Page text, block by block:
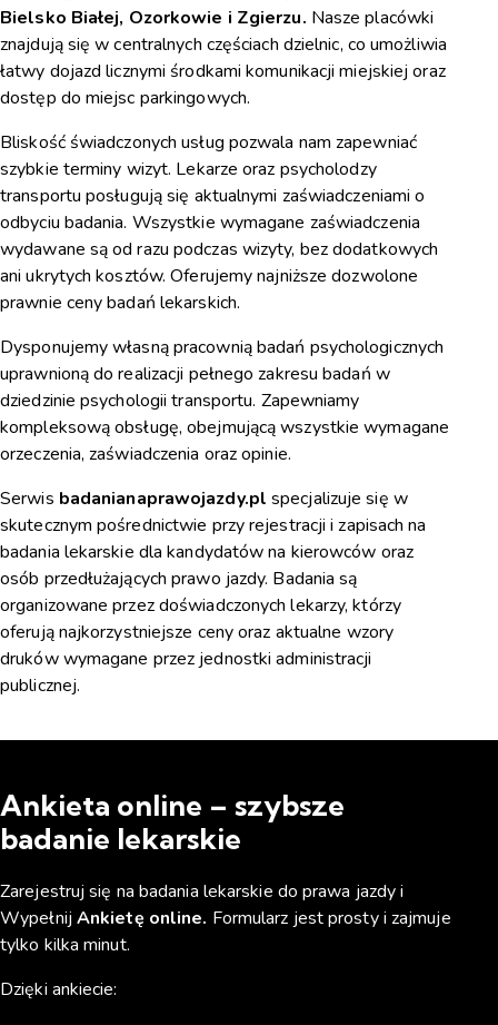
Bielsko Białej, Ozorkowie i Zgierzu. Nasze placówki
znajdują się w centralnych częściach dzielnic, co umożliwia
łatwy dojazd licznymi środkami komunikacji miejskiej oraz
dostęp do miejsc parkingowych.
Bliskość świadczonych usług pozwala nam zapewniać
szybkie terminy wizyt. Lekarze oraz psycholodzy
transportu posługują się aktualnymi zaświadczeniami o
odbyciu badania. Wszystkie wymagane zaświadczenia
wydawane są od razu podczas wizyty, bez dodatkowych
ani ukrytych kosztów. Oferujemy najniższe dozwolone
prawnie ceny badań lekarskich.
Dysponujemy własną pracownią badań psychologicznych
uprawnioną do realizacji pełnego zakresu badań w
dziedzinie psychologii transportu. Zapewniamy
kompleksową obsługę, obejmującą wszystkie wymagane
orzeczenia, zaświadczenia oraz opinie.
Serwis badanianaprawojazdy.pl specjalizuje się w
skutecznym pośrednictwie przy rejestracji i zapisach na
badania lekarskie dla kandydatów na kierowców oraz
osób przedłużających prawo jazdy. Badania są
organizowane przez doświadczonych lekarzy, którzy
oferują najkorzystniejsze ceny oraz aktualne wzory
druków wymagane przez jednostki administracji
publicznej.
Ankieta online – szybsze
badanie lekarskie
Zarejestruj się na badania lekarskie do prawa jazdy i
Wypełnij Ankietę online. Formularz jest prosty i zajmuje
tylko kilka minut.
Dzięki ankiecie: